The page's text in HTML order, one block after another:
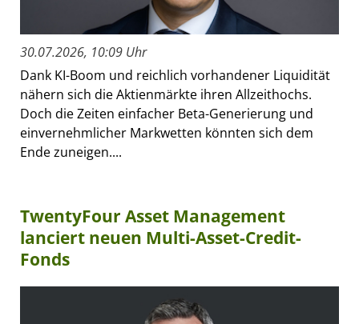
30.07.2026, 10:09 Uhr
Dank KI-Boom und reichlich vorhandener Liquidität
nähern sich die Aktienmärkte ihren Allzeithochs.
Doch die Zeiten einfacher Beta-Generierung und
einvernehmlicher Markwetten könnten sich dem
Ende zuneigen....
TwentyFour Asset Management
lanciert neuen Multi-Asset-Credit-
Fonds